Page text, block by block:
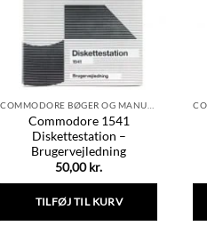
vælges
på
varesiden
Commodore 1541
Diskettestation –
Brugervejledning
50,00kr.
TILFØJ TIL KURV